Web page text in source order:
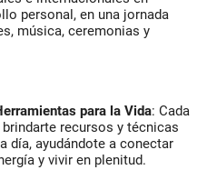
personal, en una jornada
música, ceremonias y
para la Vida: Cada
recursos y técnicas
día, ayudándote a conectar
y vivir en plenitud.